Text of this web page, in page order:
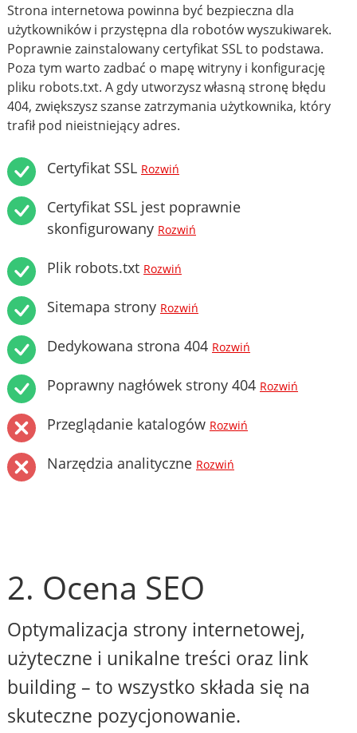
Strona internetowa powinna być bezpieczna dla
użytkowników i przystępna dla robotów wyszukiwarek.
Poprawnie zainstalowany certyfikat SSL to podstawa.
Poza tym warto zadbać o mapę witryny i konfigurację
pliku robots.txt. A gdy utworzysz własną stronę błędu
404, zwiększysz szanse zatrzymania użytkownika, który
trafił pod nieistniejący adres.
Certyfikat SSL Rozwiń
Certyfikat SSL jest poprawnie
skonfigurowany Rozwiń
Plik robots.txt Rozwiń
Sitemapa strony Rozwiń
Dedykowana strona 404 Rozwiń
Poprawny nagłówek strony 404 Rozwiń
Przeglądanie katalogów Rozwiń
Narzędzia analityczne Rozwiń
2. Ocena SEO
Optymalizacja strony internetowej,
użyteczne i unikalne treści oraz link
building – to wszystko składa się na
skuteczne pozycjonowanie.